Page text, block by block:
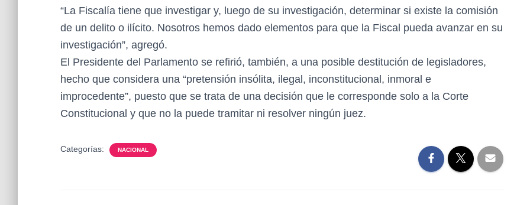
“La Fiscalía tiene que investigar y, luego de su investigación, determinar si existe la comisión
de un delito o ilícito. Nosotros hemos dado elementos para que la Fiscal pueda avanzar en su
investigación”, agregó.
El Presidente del Parlamento se refirió, también, a una posible destitución de legisladores,
hecho que considera una “pretensión insólita, ilegal, inconstitucional, inmoral e
improcedente”, puesto que se trata de una decisión que le corresponde solo a la Corte
Constitucional y que no la puede tramitar ni resolver ningún juez.
Categorías: NACIONAL